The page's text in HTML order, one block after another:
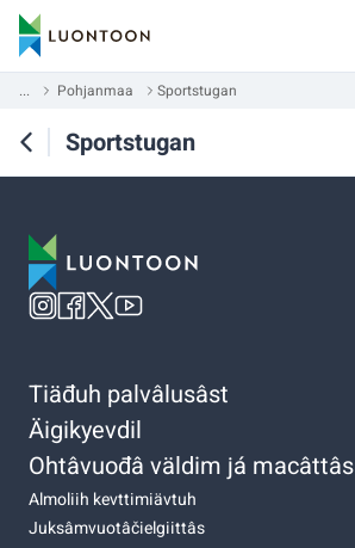
... Pohjanmaa Sportstugan
Sportstugan
Tiäđuh palvâlusâst
Äigikyevdil
Ohtâvuođâ väldim já macâttâs
Almoliih kevttimiävtuh
Juksâmvuotâčielgiittâs